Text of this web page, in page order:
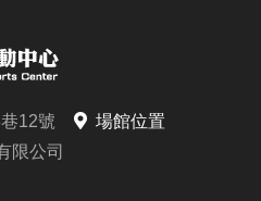
12號
場館位置
限公司